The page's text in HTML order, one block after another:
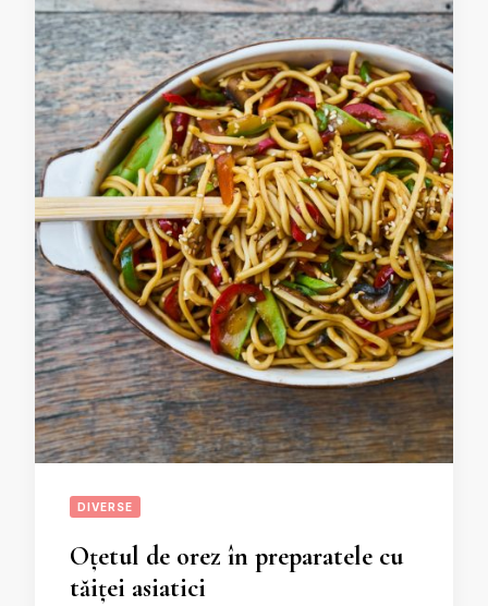
DIVERSE
Oțetul de orez în preparatele cu
tăiței asiatici